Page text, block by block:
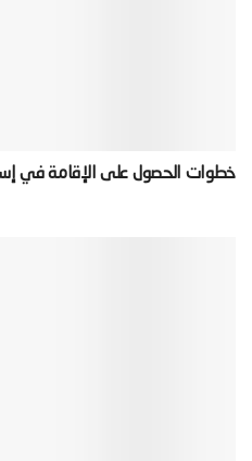
‫خطوات الحصول على الإقامة في